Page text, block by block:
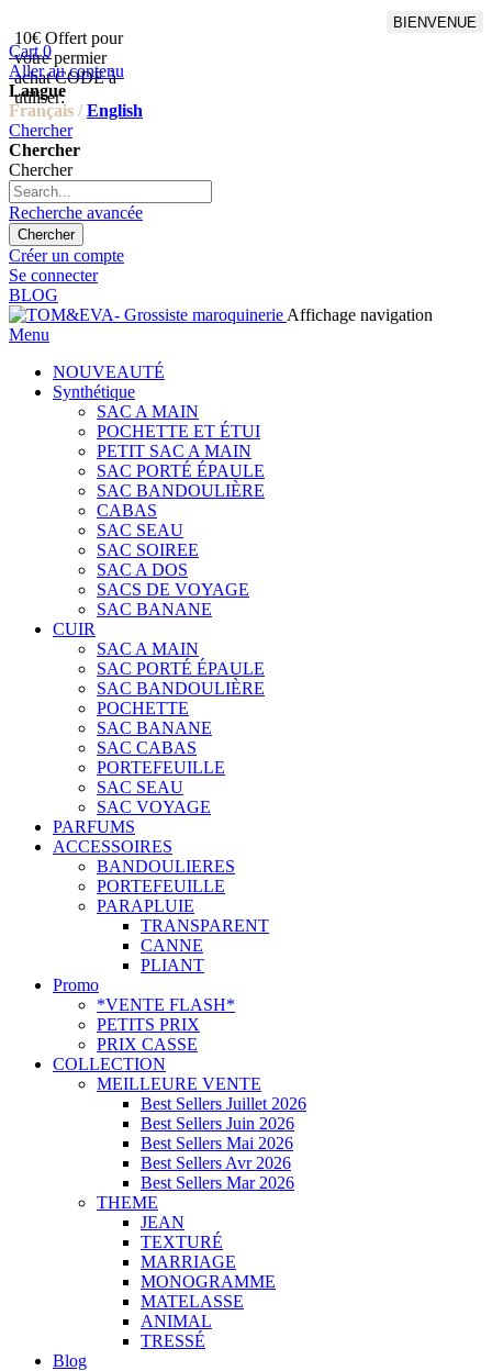
10€ Offert pour
votre permier
achat CODE à
utiliser:
BIENVENUE
Cart 0
Aller au contenu
Langue
Français / English
Chercher
Chercher
Chercher
Recherche avancée
Chercher
Créer un compte
Se connecter
BLOG
Affichage navigation
Menu
NOUVEAUTÉ
Synthétique
SAC A MAIN
POCHETTE ET ÉTUI
PETIT SAC A MAIN
SAC PORTÉ ÉPAULE
SAC BANDOULIÈRE
CABAS
SAC SEAU
SAC SOIREE
SAC A DOS
SACS DE VOYAGE
SAC BANANE
CUIR
SAC A MAIN
SAC PORTÉ ÉPAULE
SAC BANDOULIÈRE
POCHETTE
SAC BANANE
SAC CABAS
PORTEFEUILLE
SAC SEAU
SAC VOYAGE
PARFUMS
ACCESSOIRES
BANDOULIERES
PORTEFEUILLE
PARAPLUIE
TRANSPARENT
CANNE
PLIANT
Promo
*VENTE FLASH*
PETITS PRIX
PRIX CASSE
COLLECTION
MEILLEURE VENTE
Best Sellers Juillet 2026
Best Sellers Juin 2026
Best Sellers Mai 2026
Best Sellers Avr 2026
Best Sellers Mar 2026
THEME
JEAN
TEXTURÉ
MARRIAGE
MONOGRAMME
MATELASSE
ANIMAL
TRESSÉ
Blog